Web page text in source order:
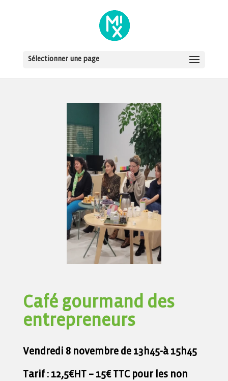
Sélectionner une page
Café gourmand des
entrepreneurs
Vendredi 8 novembre de 13h45-à 15h45
Tarif : 12,5€HT – 15€ TTC pour les non